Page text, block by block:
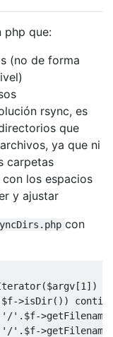
php que:
(no de forma
rsync, es
que
ya que ni
carpetas
los espacios
y ajustar
con
>isDir())
'.$f-
'.$f-